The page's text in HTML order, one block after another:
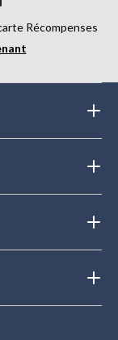
Récompenses